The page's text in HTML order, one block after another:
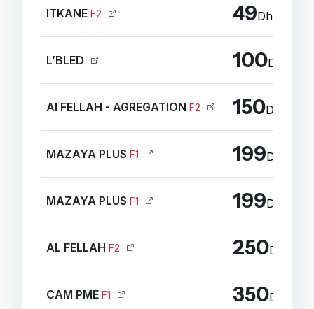
ITKANEF2 49Dhs /
L’BLED 100Dhs /
Al FELLAH - AGREGATIONF2 150Dhs /
MAZAYA PLUSF1 199Dhs /
MAZAYA PLUSF1 199Dhs /
AL FELLAHF2 250Dhs /
CAM PMEF1 350Dhs /